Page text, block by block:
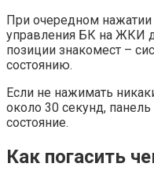
При очередном
управления БК на ЖКИ
позиции знакомест –
состоянию.
Если не нажимать
около 30 секунд,
состояние.
Как погасить